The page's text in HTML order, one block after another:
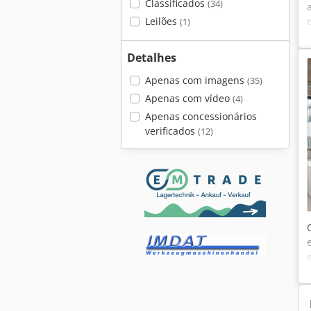
Classificados (34)
Leilões (1)
Detalhes
Apenas com imagens (35)
Apenas com vídeo (4)
Apenas concessionários
verificados (12)